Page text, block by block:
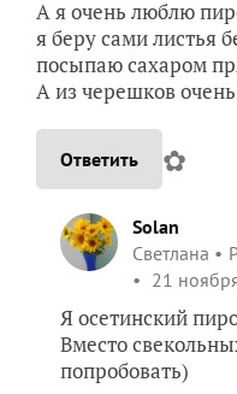
А я очень люблю
я беру сами листья
посыпаю сахаром
А из черешков
Ответить ✿
Solan
Светлана
21
Я осетинский
Вместо
попробовать)